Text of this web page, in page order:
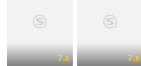
7.8 7.9